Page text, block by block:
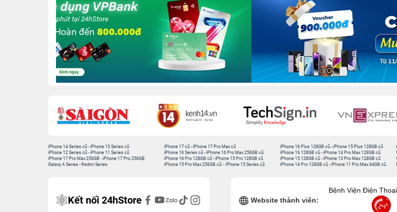
iPhone 14 Series cũ -iPhone 13 Series cũ
iPhone 12 Series cũ -iPhone 11 Series cũ
iPhone 17 Pro Max 256GB -iPhone 17 Pro 256GB
Galaxy A Series - Redmi Series
iPhone 17 cũ -iPhone 17 Pro Max cũ
iPhone 16 Series cũ - iPhone 16 Pro Max 256GB cũ
iPhone 16 Pro 128GB cũ -iPhone 15 Pro 128GB cũ
iPhone 15 Pro Max 256GB cũ - iPhone 15 Series cũ
iPhone 16 Plus 128GB cũ -iPhone 15 Plus 128GB cũ
iPhone 16 128GB cũ -iPhone 14 Pro Max 128GB cũ
iPhone 15 128GB cũ -iPhone 13 Pro Max 128GB cũ
iPhone 14 Pro 128GB cũ -iPhone 11 Pro Max 64GB cũ
Kết nối 24hStore Website thành viên:
Bệnh Viện Điện